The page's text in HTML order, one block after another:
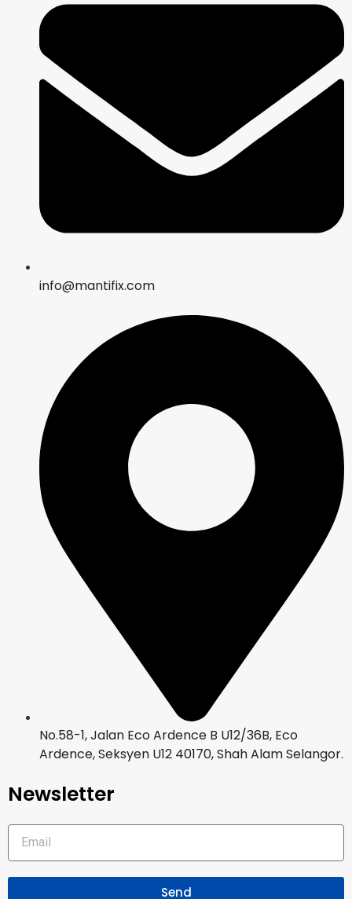
info@mantifix.com
No.58-1, Jalan Eco Ardence B U12/36B, Eco
Ardence, Seksyen U12 40170, Shah Alam Selangor.
Newsletter
Send